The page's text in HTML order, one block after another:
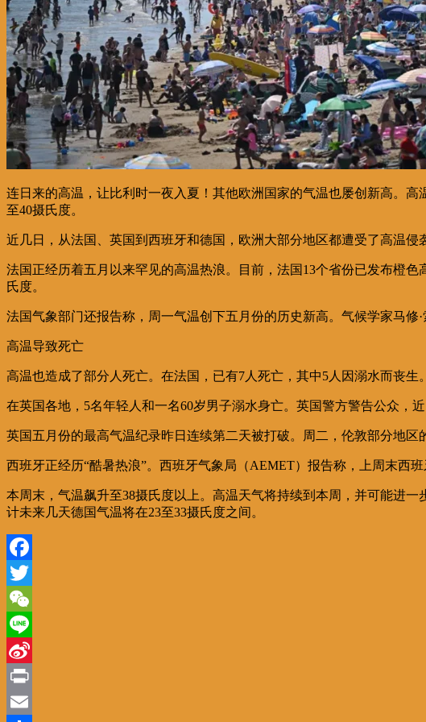
连日来的高温，让比利时一夜入夏！其他欧洲国家的气温也屡创新高。
至40摄氏度。
近几日，从法国、英国到西班牙和德国，欧洲大部分地区都遭受了高温侵
法国正经历着五月以来罕见的高温热浪。目前，法国13个省份已发布橙
氏度。
法国气象部门还报告称，周一气温创下五月份的历史新高。气候学家马修
高温导致死亡
高温也造成了部分人死亡。在法国，已有7人死亡，其中5人因溺水而丧生。
在英国各地，5名年轻人和一名60岁男子溺水身亡。英国警方警告公众，
英国五月份的最高气温纪录昨日连续第二天被打破。周二，伦敦部分地区
西班牙正经历“酷暑热浪”。西班牙气象局（AEMET）报告称，上周末西
本周末，气温飙升至38摄氏度以上。高温天气将持续到本周，并可能进
计未来几天德国气温将在23至33摄氏度之间。
Facebook
Twitter
WeChat
Line
Sina
Weibo
Print